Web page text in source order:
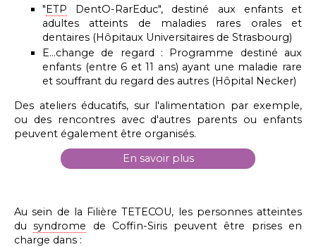
"ETP DentO-RarEduc", destiné aux enfants et
adultes atteints de maladies rares orales et
dentaires (Hôpitaux Universitaires de Strasbourg)
E...change de regard : Programme destiné aux
enfants (entre 6 et 11 ans) ayant une maladie rare
et souffrant du regard des autres (Hôpital Necker)
Des ateliers éducatifs, sur l'alimentation par exemple,
ou des rencontres avec d'autres parents ou enfants
peuvent également être organisés.
En savoir plus
Au sein de la Filière TETECOU, les personnes atteintes
dusyndrome de Coffin-Siris peuvent être prises en
charge dans :